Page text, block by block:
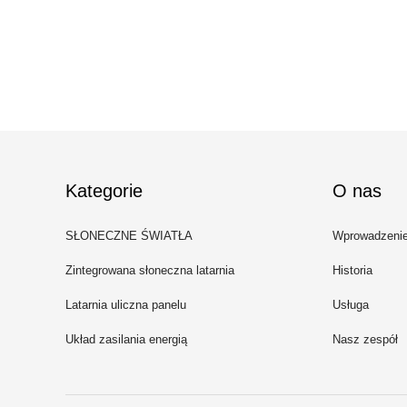
Kategorie
SŁONECZNE ŚWIATŁA
ULICZNE LED
Zintegrowana słoneczna latarnia
uliczna
Latarnia uliczna panelu
słonecznego
Układ zasilania energią
O nas
Historia
Usługa
Nasz zespół